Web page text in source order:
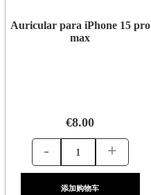
Auricular para iPhone 15 pro
max
€8.00
- +
添加购物车